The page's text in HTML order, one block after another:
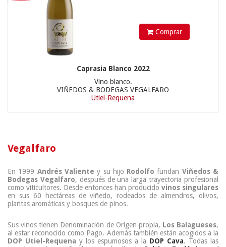
Comprar
Caprasia Blanco 2022
Vino blanco.
VIÑEDOS & BODEGAS VEGALFARO
Utiel-Requena
Vegalfaro
En 1999 Andrés Valiente y su hijo Rodolfo fundan Viñedos &
Bodegas Vegalfaro, después de una larga trayectoria profesional
como viticultores. Desde entonces han producido vinos singulares
en sus 60 hectáreas de viñedo, rodeados de almendros, olivos,
plantas aromáticas y bosques de pinos.
Sus vinos tienen Denominación de Origen propia, Los Balagueses,
al estar reconocido como Pago. Además también están acogidos a la
DOP Utiel-Requena y los espumosos a la DOP Cava. Todas las